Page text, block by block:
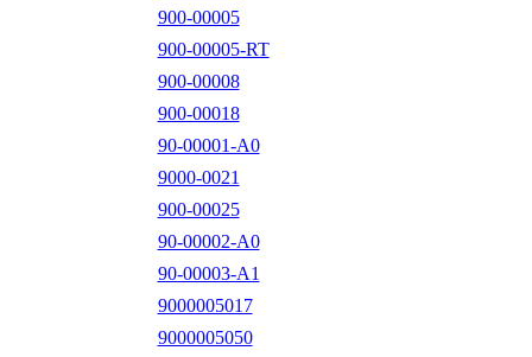
900-00005
900-00005-RT
900-00008
900-00018
90-00001-A0
9000-0021
900-00025
90-00002-A0
90-00003-A1
9000005017
9000005050